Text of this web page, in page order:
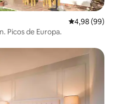
Gemiddelde
4,98 (99)
Picos de Europa.